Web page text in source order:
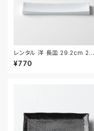
レンタル 洋 長皿 29.2cm 2枚
セット｜YNAA012
¥770